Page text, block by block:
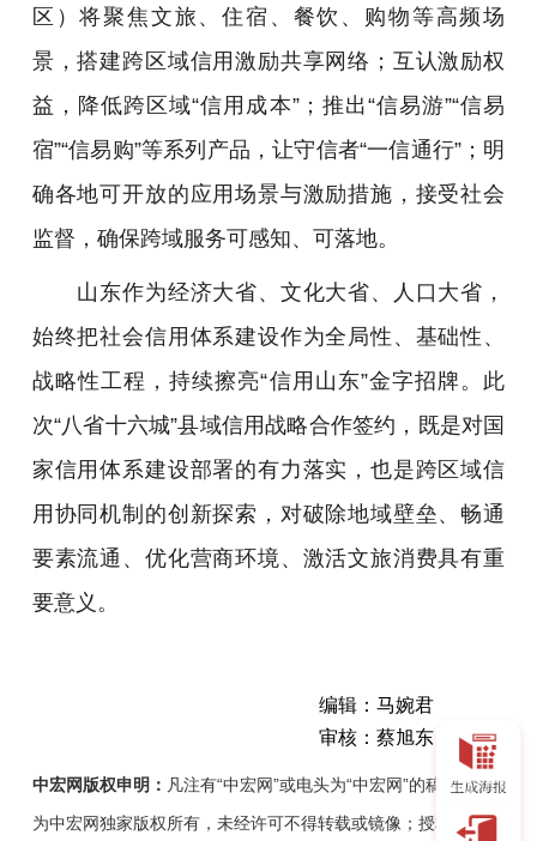
区）将聚焦文旅、住宿、餐饮、购物等高频场
景，搭建跨区域信用激励共享网络；互认激励权
益，降低跨区域“信用成本”；推出“信易游”“信易
宿”“信易购”等系列产品，让守信者“一信通行”；明
确各地可开放的应用场景与激励措施，接受社会
监督，确保跨域服务可感知、可落地。
山东作为经济大省、文化大省、人口大省，
始终把社会信用体系建设作为全局性、基础性、
战略性工程，持续擦亮“信用山东”金字招牌。此
次“八省十六城”县域信用战略合作签约，既是对国
家信用体系建设部署的有力落实，也是跨区域信
用协同机制的创新探索，对破除地域壁垒、畅通
要素流通、优化营商环境、激活文旅消费具有重
要意义。
编辑：马婉君
审核：蔡旭东
中宏网版权申明： 凡注有“中宏网”或电头为“中宏网”的稿件，均
为中宏网独家版权所有，未经许可不得转载或镜像；授权转载必